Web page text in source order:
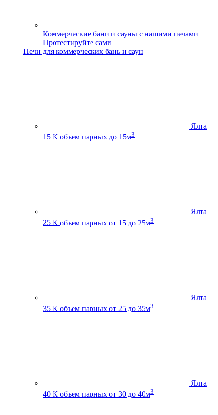
Коммерческие бани и сауны с нашими печами
Протестируйте сами
Печи для коммерческих бань и саун
Ялта
15 К объем парных до 15м3
Ялта
25 К объем парных от 15 до 25м3
Ялта
35 К объем парных от 25 до 35м3
Ялта
40 К объем парных от 30 до 40м3